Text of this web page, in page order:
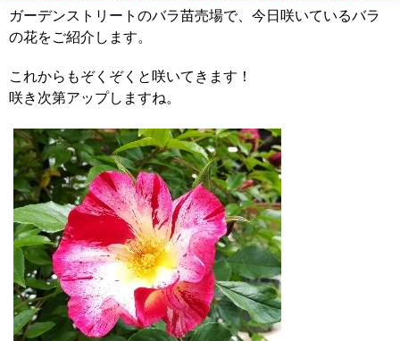
ガーデンストリートのバラ苗売場で、今日咲いているバラ
の花をご紹介します。
これからもぞくぞくと咲いてきます！
咲き次第アップしますね。